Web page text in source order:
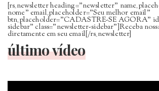
[rs_newsletter heading=”newsletter”
nome” email_placeholder=”Seu melhor email”
btn_placeholder=”CADASTRE-SE AGORA”
sidebar” class=”newsletter-sidebar”]Receba
diretamente em seu email[/rs_newsletter]
último vídeo
Tocador